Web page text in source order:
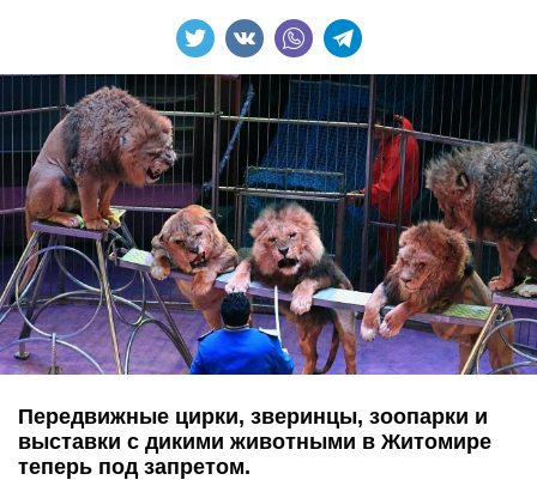
Передвижные цирки, зверинцы, зоопарки и
выставки с дикими животными в Житомире
теперь под запретом.